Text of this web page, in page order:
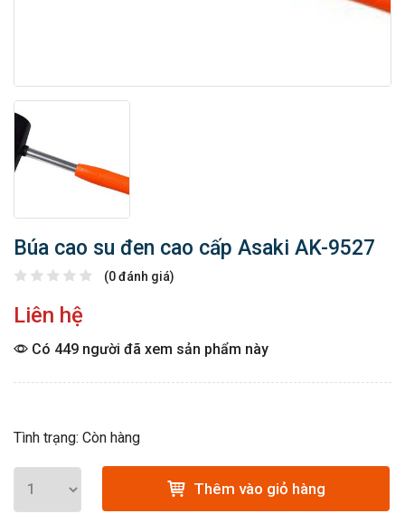
Búa cao su đen cao cấp Asaki AK-9527
(0 đánh giá)
Liên hệ
Có 449 người đã xem sản phẩm này
Tình trạng: Còn hàng
Thêm vào giỏ hàng